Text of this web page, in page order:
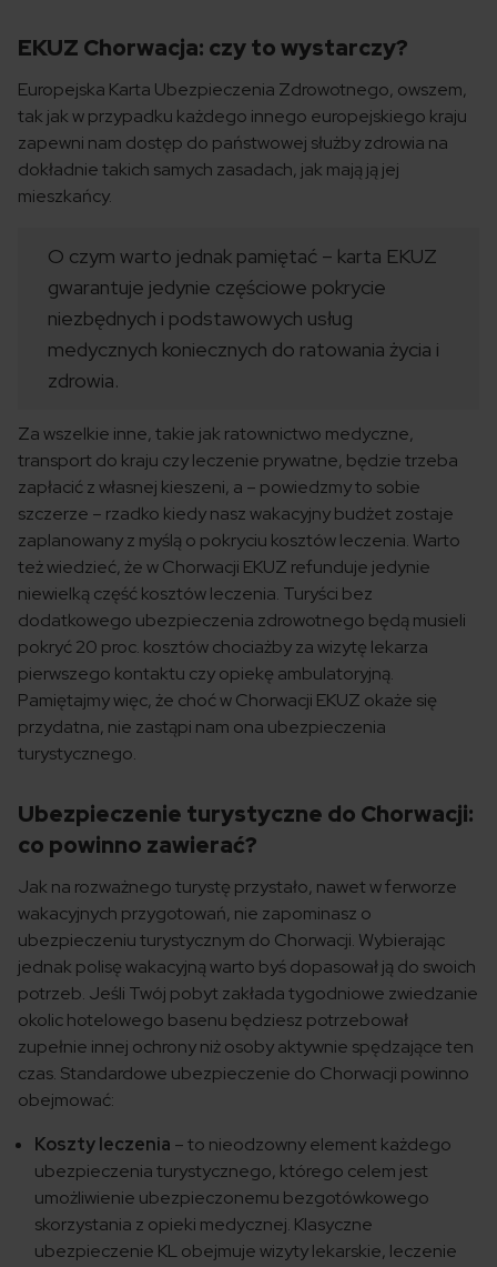
EKUZ Chorwacja: czy to wystarczy?
Europejska Karta Ubezpieczenia Zdrowotnego, owszem,
tak jak w przypadku każdego innego europejskiego kraju
zapewni nam dostęp do państwowej służby zdrowia na
dokładnie takich samych zasadach, jak mają ją jej
mieszkańcy.
O czym warto jednak pamiętać – karta EKUZ
gwarantuje jedynie częściowe pokrycie
niezbędnych i podstawowych usług
medycznych koniecznych do ratowania życia i
zdrowia.
Za wszelkie inne, takie jak ratownictwo medyczne,
transport do kraju czy leczenie prywatne, będzie trzeba
zapłacić z własnej kieszeni, a – powiedzmy to sobie
szczerze – rzadko kiedy nasz wakacyjny budżet zostaje
zaplanowany z myślą o pokryciu kosztów leczenia. Warto
też wiedzieć, że w Chorwacji EKUZ refunduje jedynie
niewielką część kosztów leczenia. Turyści bez
dodatkowego ubezpieczenia zdrowotnego będą musieli
pokryć 20 proc. kosztów chociażby za wizytę lekarza
pierwszego kontaktu czy opiekę ambulatoryjną.
Pamiętajmy więc, że choć w Chorwacji EKUZ okaże się
przydatna, nie zastąpi nam ona ubezpieczenia
turystycznego.
Ubezpieczenie turystyczne do Chorwacji:
co powinno zawierać?
Jak na rozważnego turystę przystało, nawet w ferworze
wakacyjnych przygotowań, nie zapominasz o
ubezpieczeniu turystycznym do Chorwacji. Wybierając
jednak polisę wakacyjną warto byś dopasował ją do swoich
potrzeb. Jeśli Twój pobyt zakłada tygodniowe zwiedzanie
okolic hotelowego basenu będziesz potrzebował
zupełnie innej ochrony niż osoby aktywnie spędzające ten
czas. Standardowe ubezpieczenie do Chorwacji powinno
obejmować:
Koszty leczenia – to nieodzowny element każdego
ubezpieczenia turystycznego, którego celem jest
umożliwienie ubezpieczonemu bezgotówkowego
skorzystania z opieki medycznej. Klasyczne
ubezpieczenie KL obejmuje wizyty lekarskie, leczenie